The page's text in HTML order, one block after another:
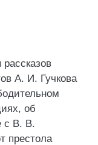
А. И. Гучкова
об
с В. В.
престола